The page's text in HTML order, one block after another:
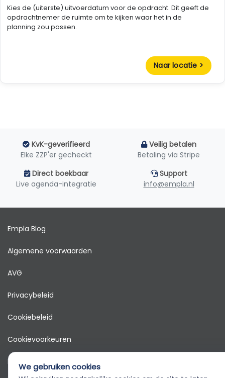
Kies de (uiterste) uitvoerdatum voor de opdracht. Dit geeft de
opdrachtnemer de ruimte om te kijken waar het in de
planning zou passen.
Naar locatie >
KvK-geverifieerd
Elke ZZP'er gecheckt
Veilig betalen
Betaling via Stripe
Direct boekbaar
Live agenda-integratie
Support
info@empla.nl
Empla Blog
Algemene voorwaarden
AVG
Privacybeleid
Cookiebeleid
Cookievoorkeuren
Klantenservice
We gebruiken cookies